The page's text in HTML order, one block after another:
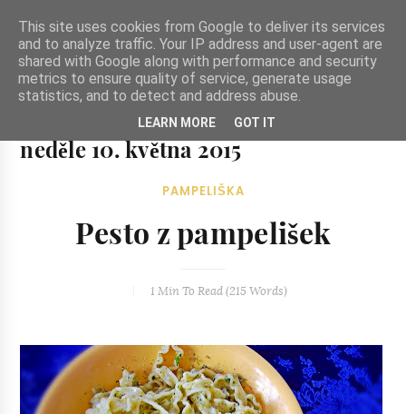
Ze zahrady do kuchyně
Ze zahrady do kuchyně...inspirativní vegetariánské recepty
a skvělé jídlo.
neděle 10. května 2015
PAMPELIŠKA
Pesto z pampelišek
1 MinTo Read (215 Words)
This site uses cookies from Google to deliver its services
and to analyze traffic. Your IP address and user-agent are
shared with Google along with performance and security
metrics to ensure quality of service, generate usage
statistics, and to detect and address abuse.
LEARN MORE GOT IT